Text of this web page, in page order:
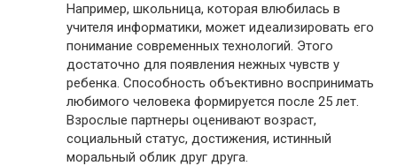
Например, школьница, которая влюбилась в
учителя информатики, может идеализировать его
понимание современных технологий. Этого
достаточно для появления нежных чувств у
ребенка. Способность объективно воспринимать
любимого человека формируется после 25 лет.
Взрослые партнеры оценивают возраст,
социальный статус, достижения, истинный
моральный облик друг друга.